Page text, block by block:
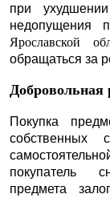
при
недопущения
Ярославской
обращаться за
Добровольная
Покупка
собственных
покупатель
предмета